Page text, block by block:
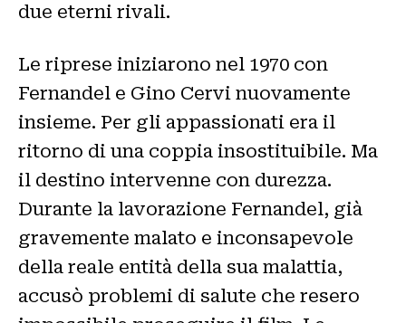
due eterni rivali.
Le riprese iniziarono nel 1970 con
Fernandel e Gino Cervi nuovamente
insieme. Per gli appassionati era il
ritorno di una coppia insostituibile. Ma
il destino intervenne con durezza.
Durante la lavorazione Fernandel, già
gravemente malato e inconsapevole
della reale entità della sua malattia,
accusò problemi di salute che resero